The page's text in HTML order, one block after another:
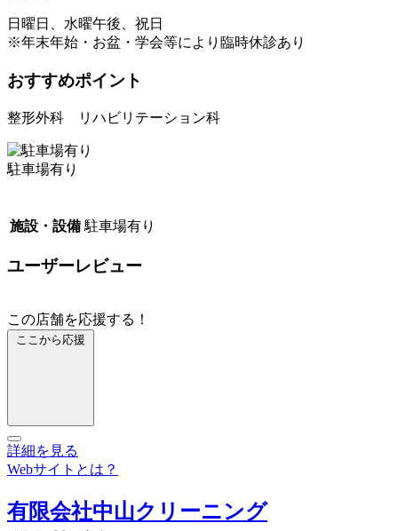
日曜日、水曜午後、祝日
※年末年始・お盆・学会等により臨時休診あり
おすすめポイント
整形外科 リハビリテーション科
駐車場有り
施設・設備 駐車場有り
ユーザーレビュー
この店舗を応援する！
ここから応援
詳細を見る
Webサイトとは？
有限会社中山クリーニング